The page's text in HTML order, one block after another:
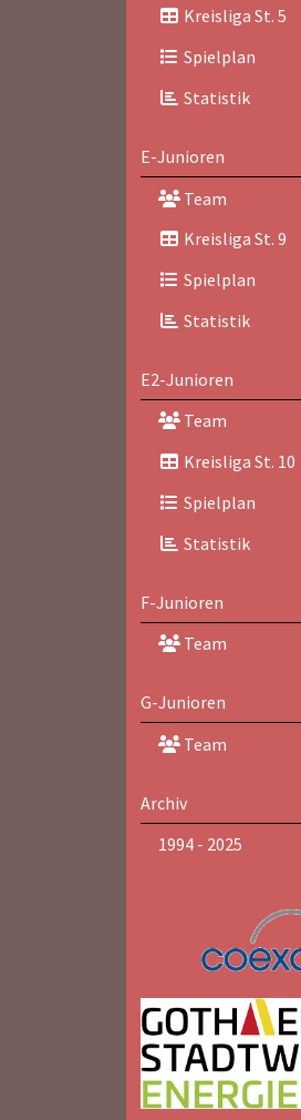
Kreisliga St. 5
Spielplan
Statistik
E-Junioren
Team
Kreisliga St. 9
Spielplan
Statistik
E2-Junioren
Team
Kreisliga St. 10
Spielplan
Statistik
F-Junioren
Team
G-Junioren
Team
Archiv
1994 - 2025